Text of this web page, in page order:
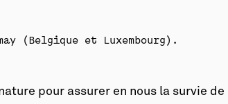
(Belgique et Luxembourg).
pour assurer en nous la survie de